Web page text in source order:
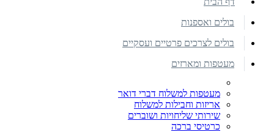
בולים ואספנות
בולים לצרכים פרטיים ועסקיים
מעטפות ומארזים
מעטפות למשלוח דברי דואר
אריזות וחבילות למשלוח
שירותי שליחויות ושוברים
כרטיסי ברכה